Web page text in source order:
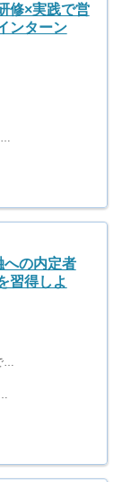
修×実践で営
ンターン
水道橋駅から徒歩1分（JR中央、総武線） 水道橋駅から徒歩6分（都営三田線）
への内定者
習得しよ
【成果報酬】 訪問販売：１成約につき30,000円です。 例えば、光インターネットの成約であれば、平均的に2.5日で1件の契約が見込めます。（12,000円/1日6時間稼働） ＜月収例＞月に100万以上稼ぐ方もいます！ ・月5件成約：150,000円 ・月15件成約：450,000円 ・月30成約：900,000円➕マネジメントインセンティブ300,000円 合計1,200,000円 時給換算で2,000円程度が、平均的なインターン生の報酬となっています。
分（近鉄奈良線、阪神なんば線） 桜川駅から徒歩4分（大阪メトロ千日前線、阪神なんば線）